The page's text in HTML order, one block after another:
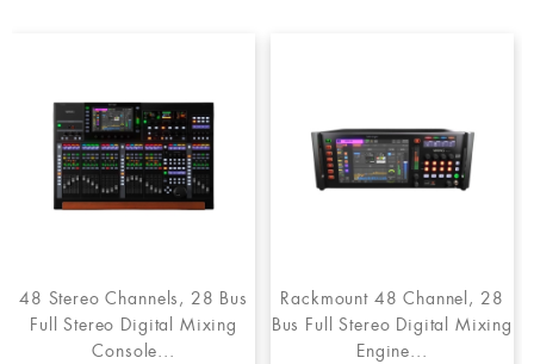
48 Stereo Channels, 28 Bus
Full Stereo Digital Mixing
Console...
Rackmount 48 Channel, 28
Bus Full Stereo Digital Mixing
Engine...